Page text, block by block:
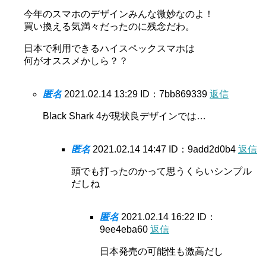
今年のスマホのデザインみんな微妙なのよ！
買い換える気満々だったのに残念だわ。
日本で利用できるハイスペックスマホは
何がオススメかしら？？
匿名 2021.02.14 13:29 ID：7bb869339 返信
Black Shark 4が現状良デザインでは…
匿名 2021.02.14 14:47 ID：9add2d0b4 返信
頭でも打ったのかって思うくらいシンプル
だしね
匿名 2021.02.14 16:22
ID：
9ee4eba60 返信
日本発売の可能性も激高だし